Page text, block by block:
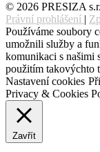
© 2026 PRESIZA
Právní prohlášení |
Používáme soubory
umožnili služby a
komunikaci s našimi
použitím takovýchto
Nastavení cookies
Privacy & Cookies
Zavřít